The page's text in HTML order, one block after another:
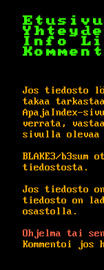
Info
Jos tiedosto
takaa
ApajaIndex-
verrata,
sivulla olevaa
BLAKE3/
tiedostosta.
Jos tiedosto
tiedosto on
osastolla.
Ohjelma tai
Kommentoi